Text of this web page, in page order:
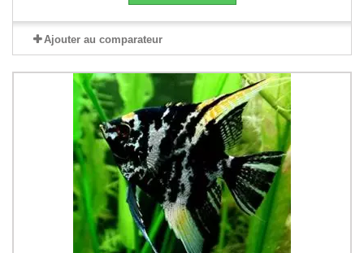
Ajouter au comparateur